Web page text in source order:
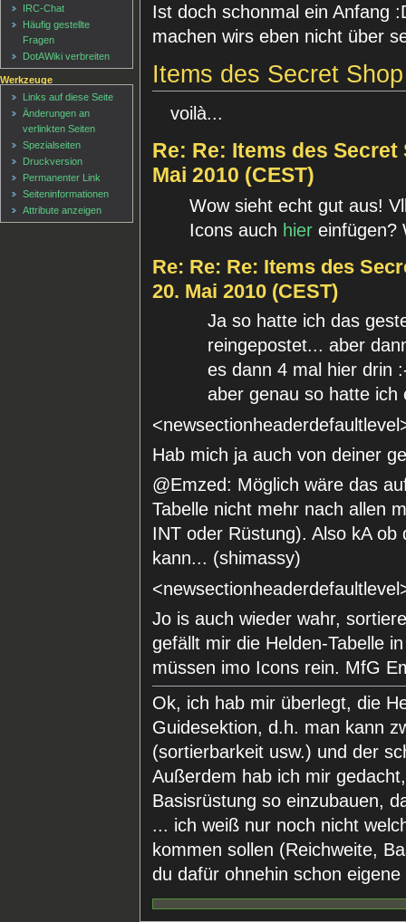
Ist doch schonmal ein Anfang
machen wirs eben nicht über
Items des Secret Shop
voilà...
Re: Re: Items des Secret
Mai 2010 (CEST)
Wow sieht echt gut aus!
Icons auch hiereinfügen?
Re: Re: Re: Items des
20. Mai 2010 (CEST)
Ja so hatte ich das
reingepostet... aber
es dann 4 mal hier drin
aber genau so hatte
Hab mich ja auch von deiner
@Emzed: Möglich wäre das
Tabelle nicht mehr nach allen
INT oder Rüstung). Also kA
kann... (shimassy)
Jo is auch wieder wahr,
gefällt mir die Helden-Tabelle
müssen imo Icons rein. MfG
Ok, ich hab mir überlegt, die
Guidesektion, d.h. man kann
(sortierbarkeit usw.) und der
Außerdem hab ich mir
Basisrüstung so einzubauen,
... ich weiß nur noch nicht
kommen sollen (Reichweite,
du dafür ohnehin schon
IRC-Chat
Häufig gestellte
Fragen
DotAWiki verbreiten
Werkzeuge
Links auf diese Seite
Änderungen an
verlinkten Seiten
Spezialseiten
Druckversion
Permanenter Link
Seiten­informationen
Attribute anzeigen